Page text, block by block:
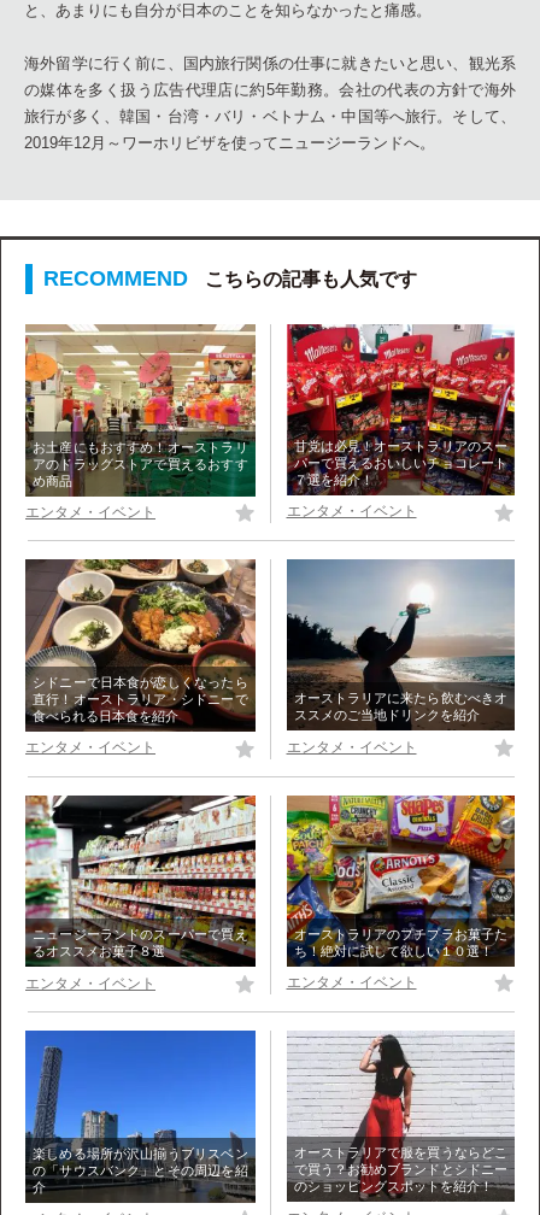
と、あまりにも自分が日本のことを知らなかったと痛感。
海外留学に行く前に、国内旅行関係の仕事に就きたいと思い、観光系
の媒体を多く扱う広告代理店に約5年勤務。会社の代表の方針で海外
旅行が多く、韓国・台湾・バリ・ベトナム・中国等へ旅行。そして、
2019年12月～ワーホリビザを使ってニュージーランドへ。
こちらの記事も人気です
お土産にもおすすめ！オーストラリ
アのドラッグストアで買えるおすす
め商品
エンタメ・イベント
甘党は必見！オーストラリアのスー
パーで買えるおいしいチョコレート
７選を紹介！
エンタメ・イベント
シドニーで日本食が恋しくなったら
直行！オーストラリア・シドニーで
食べられる日本食を紹介
エンタメ・イベント
オーストラリアに来たら飲むべきオ
ススメのご当地ドリンクを紹介
エンタメ・イベント
ニュージーランドのスーパーで買え
るオススメお菓子８選
エンタメ・イベント
オーストラリアのプチプラお菓子た
ち！絶対に試して欲しい１０選！
エンタメ・イベント
楽しめる場所が沢山揃うブリスベン
の「サウスバンク」とその周辺を紹
介
オーストラリアで服を買うならどこ
で買う？お勧めブランドとシドニー
のショッピングスポットを紹介！